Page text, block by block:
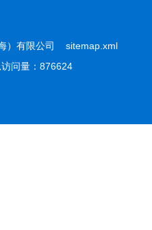
）有限公司 sitemap.xml
问量：876624